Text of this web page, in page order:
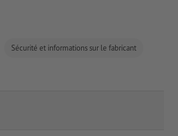
Sécurité et informations sur le fabricant